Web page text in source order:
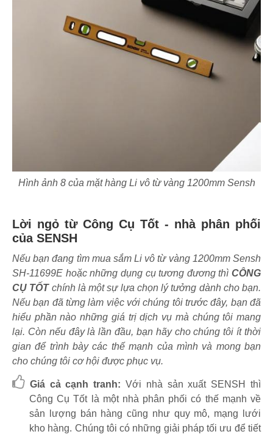
Hình ảnh 8 của mặt hàng Li vô từ vàng 1200mm Sensh
Lời ngỏ từ Công Cụ Tốt - nhà phân phối
của SENSH
Nếu bạn đang tìm mua sắm Li vô từ vàng 1200mm Sensh
SH-11699E hoặc những dụng cụ tương đương thì CÔNG
CỤ TỐTchính là một sự lựa chọn lý tưởng dành cho bạn.
Nếu bạn đã từng làm việc với chúng tôi trước đây, bạn đã
hiểu phần nào những giá trị dịch vụ mà chúng tôi mang
lại. Còn nếu đây là lần đầu, bạn hãy cho chúng tôi ít thời
gian để trình bày các thế mạnh của mình và mong bạn
cho chúng tôi cơ hội được phục vụ.
Giá cả cạnh tranh: Với nhà sản xuất SENSH thì
Công Cụ Tốt là một nhà phân phối có thế mạnh về
sản lượng bán hàng cũng như quy mô, mạng lưới
kho hàng. Chúng tôi có những giải pháp tối ưu để tiết